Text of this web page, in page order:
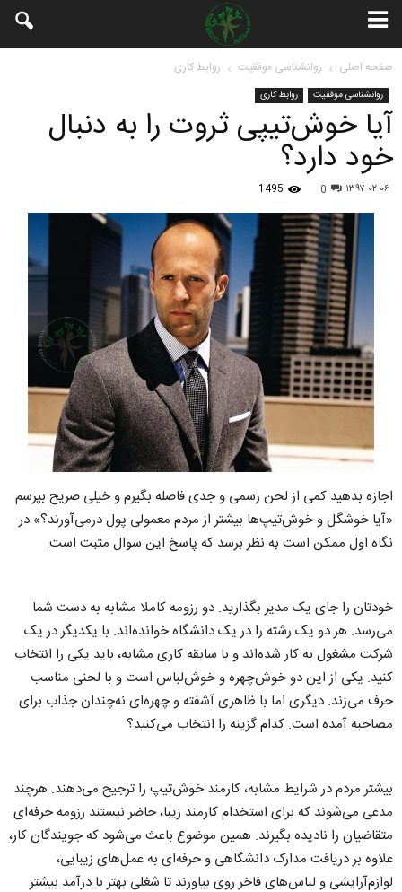
صفحه اصلی روانشناسی موفقیت روابط کاری
روانشناسی موفقیت روابط کاری
آیا خوش‌تیپی ثروت را به دنبال
خود دارد؟
۱۳۹۷-۰۲-۰۶ 0
1495
اجازه بدهید کمی از لحن رسمی و جدی فاصله بگیرم و خیلی صریح بپرسم
«آیا خوشگل و خوش‌تیپ‌ها بیشتر از مردم معمولی پول درمی‌آورند؟» در
نگاه اول ممکن است به نظر برسد که پاسخ این سوال مثبت است.
خودتان را جای یک مدیر بگذارید. دو رزومه کاملا مشابه به دست شما
می‌رسد. هر دو یک رشته را در یک دانشگاه خوانده‌اند. با یکدیگر در یک
شرکت مشغول به کار شده‌اند و با سابقه کاری مشابه، باید یکی را انتخاب
کنید. یکی از این دو خوش‌چهره و خوش‌لباس است و با لحنی مناسب
حرف می‌زند. دیگری اما با ظاهری آشفته و چهره‌ای نه‌چندان جذاب برای
مصاحبه آمده است. کدام گزینه را انتخاب می‌کنید؟
بیشتر مردم در شرایط مشابه، کارمند خوش‌تیپ را ترجیح می‌دهند. هرچند
مدعی می‌شوند که برای استخدام کارمند زیبا، حاضر نیستند رزومه حرفه‌ای
متقاضیان را نادیده بگیرند. همین موضوع باعث می‌شود که جویندگان کار،
علاوه بر دریافت مدارک دانشگاهی و حرفه‌ای به عمل‌های زیبایی،
لوازم‌آرایشی و لباس‌های فاخر روی بیاورند تا شغلی بهتر با درآمد بیشتر